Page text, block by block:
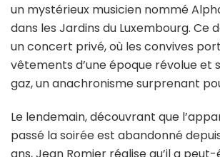
un mystérieux musicien nommé
dans les Jardins du Luxembourg. Ce
un concert privé, où les convives
vêtements d’une époque révolue et
gaz, un anachronisme surprenant
Le lendemain, découvrant que
passé la soirée est abandonné
ans, Jean Romier réalise qu’il a